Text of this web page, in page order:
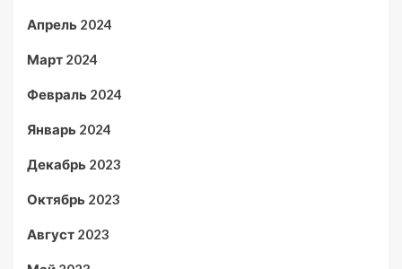
Апрель 2024
Март 2024
Февраль 2024
Январь 2024
Декабрь 2023
Октябрь 2023
Август 2023